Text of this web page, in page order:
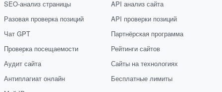
SEO-анализ страницы
Разовая проверка позиций
Чат GPT
Проверка посещаемости
Аудит сайта
Антиплагиат онлайн
API анализ сайта
API проверки позиций
Партнёрская программа
Рейтинги сайтов
Сайты на технологиях
Бесплатные лимиты